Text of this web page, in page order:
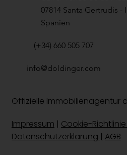
Offizielle Immobilienagentur
07814 Santa Gertrudis -
Spanien
Impressum | Cookie-Richtlinie
Datenschutzerklärung | AGB
(+34) 660 505 707
info@doldinger.com